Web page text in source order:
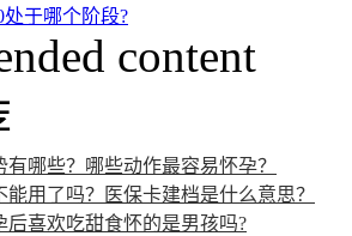
于哪个阶段?
content
哪些？哪些动作最容易怀孕？
用了吗？医保卡建档是什么意思？
后喜欢吃甜食怀的是男孩吗?